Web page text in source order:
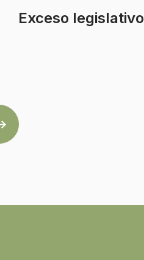
Exceso legislativo